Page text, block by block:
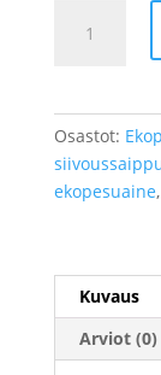
Rosmariini
Osastot:
ekopesuaine,
Kuvaus
Arviot (0)